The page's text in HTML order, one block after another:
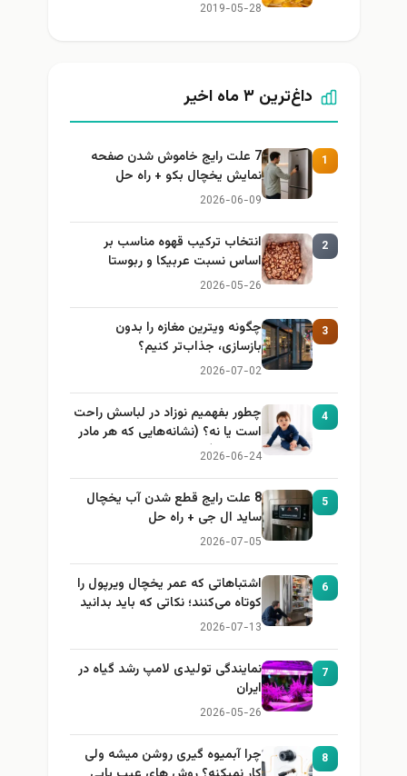
2019-05-28
داغ‌ترین ۳ ماه اخیر
1
7 علت رایج خاموش شدن صفحه
نمایش یخچال بکو + راه حل
2026-06-09
2
انتخاب ترکیب قهوه مناسب بر
اساس نسبت عربیکا و ربوستا
2026-05-26
3
چگونه ویترین مغازه را بدون
بازسازی، جذاب‌تر کنیم؟
2026-07-02
4
چطور بفهمیم نوزاد در لباسش راحت
است یا نه؟ (نشانه‌هایی که هر مادر
باید بداند)
2026-06-24
5
8 علت رایج قطع شدن آب یخچال
ساید ال جی + راه حل
2026-07-05
6
اشتباهاتی که عمر یخچال ویرپول را
کوتاه می‌کنند؛ نکاتی که باید بدانید
2026-07-13
7
نمایندگی تولیدی لامپ رشد گیاه در
ایران
2026-05-26
8
چرا آبمیوه گیری روشن میشه ولی